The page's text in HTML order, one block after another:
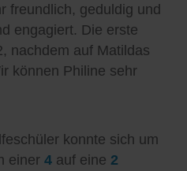
freundlich, geduldig und
engagiert. Die erste
nachdem auf Matildas
können Philine sehr
konnte sich um
einer 4auf eine 2